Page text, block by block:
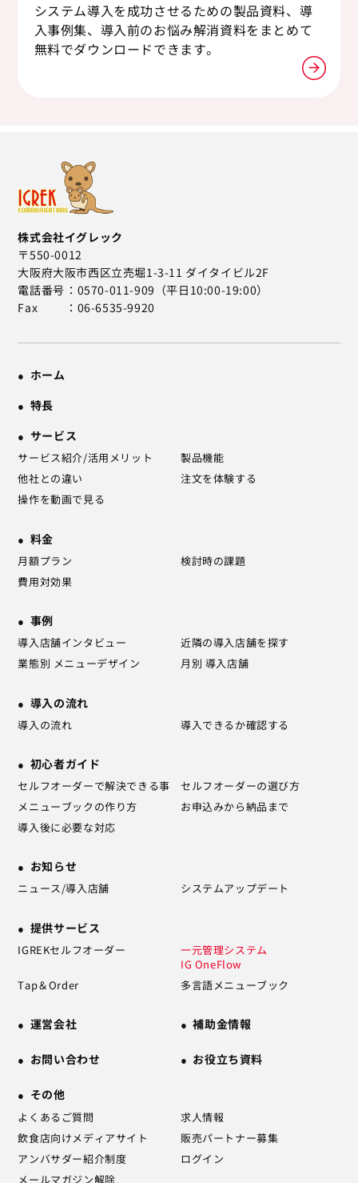
システム導入を成功させるための製品資料、導
入事例集、導入前のお悩み解消資料をまとめて
無料でダウンロードできます。
株式会社イグレック
〒550-0012
大阪府大阪市西区立売堀1-3-11 ダイタイビル2F
電話番号
0570-011-909（平日10:00-19:00）
Fax
06-6535-9920
ホーム
特長
サービス
サービス紹介/活用メリット
製品機能
他社との違い
注文を体験する
操作を動画で見る
料金
月額プラン
検討時の課題
費用対効果
事例
導入店舗インタビュー
近隣の導入店舗を探す
業態別 メニューデザイン
月別 導入店舗
導入の流れ
導入の流れ 導入できるか確認する
初心者ガイド
セルフオーダーで解決できる事
セルフオーダーの選び方
メニューブックの作り方
お申込みから納品まで
導入後に必要な対応
お知らせ
ニュース/導入店舗 システムアップデート
提供サービス
IGREKセルフオーダー
一元管理システム
IG OneFlow
Tap＆Order
多言語メニューブック
運営会社 補助金情報
お問い合わせ お役立ち資料
その他
よくあるご質問
求人情報
飲食店向けメディアサイト
販売パートナー募集
アンバサダー紹介制度
ログイン
メールマガジン解除